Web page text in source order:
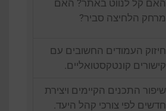
האם קל לנווט באתר? האם
מרחק הלחיצה סביר?
חיזוק העמודים החשובים עם
קישורים קונטקסטואליים.
שיפור התכנים הקיימים ויצירת
חדשים לפי צורכי קהל היעד.